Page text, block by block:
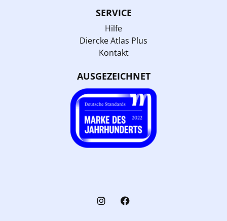
SERVICE
Hilfe
Diercke Atlas Plus
Kontakt
AUSGEZEICHNET